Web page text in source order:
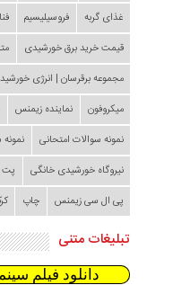
غذای گربه
فروسیلیسیم
قیمت خرید برق خورشیدی
مجموعه برقرسان | انرژی
میکروفون
نماینده زیمنس
نمونه سوالات امتحانی
نیروگاه خورشیدی خانگی
پت
پی ال سی زیمنس
چاپ
تبلیغات متنی
دانلود فیلم